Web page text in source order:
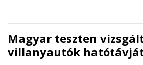
Magyar teszten
villanyautók